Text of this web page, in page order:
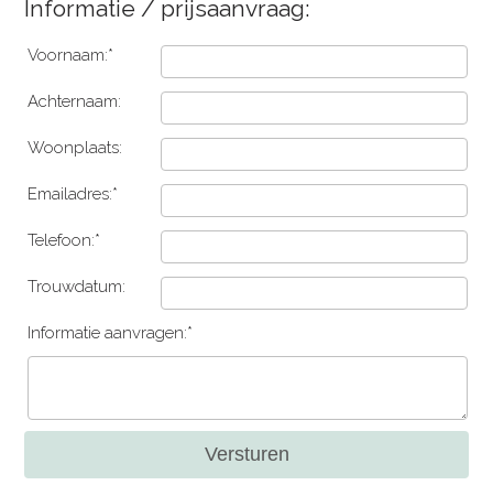
Informatie / prijsaanvraag:
Voornaam:*
Achternaam:
Woonplaats:
Emailadres:*
Telefoon:*
Trouwdatum:
Informatie aanvragen:*